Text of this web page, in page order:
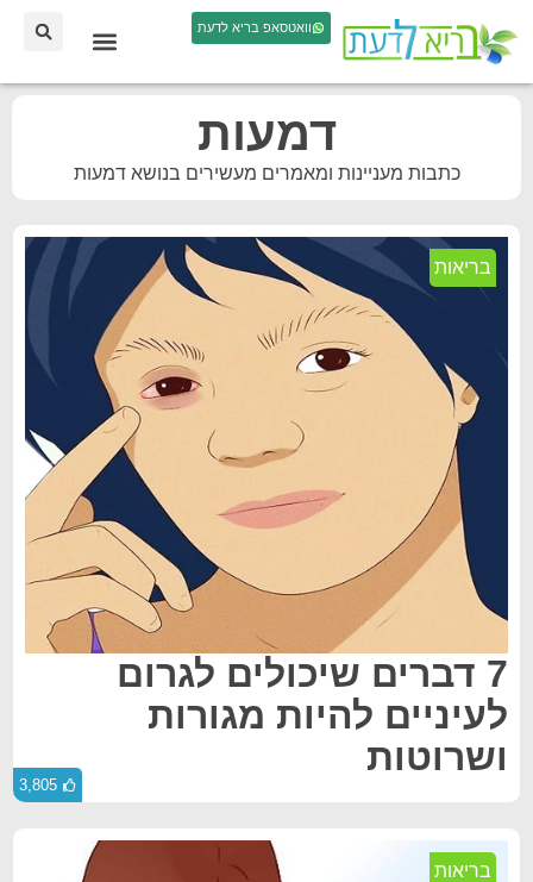
וואטסאפ בריא לדעת
דמעות
כתבות מעניינות ומאמרים מעשירים בנושא דמעות
בריאות
7 דברים שיכולים לגרום
לעיניים להיות מגורות
ושרוטות
3,805
בריאות